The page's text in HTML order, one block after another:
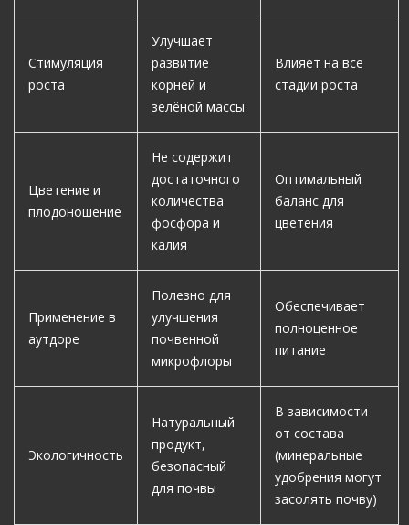
Стимуляция
роста
Улучшает
развитие
корней и
зелёной массы
Влияет на все
стадии роста
Цветение и
плодоношение
Не содержит
достаточного
количества
фосфора и
калия
Оптимальный
баланс для
цветения
Применение в
аутдоре
Полезно для
улучшения
почвенной
микрофлоры
Обеспечивает
полноценное
питание
Экологичность
Натуральный
продукт,
безопасный
для почвы
В зависимости
от состава
(минеральные
удобрения могут
засолять почву)